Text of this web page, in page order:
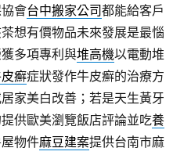
會台中搬家公司都能給客戶
想有價物品未來發展是最惱
多項專利與堆高機以電動堆
癬症狀發作牛皮癬的治療方
家美白改善；若是天生黃牙
供歐美瀏覽飯店評論並吃養
物件麻豆建案提供台南市麻